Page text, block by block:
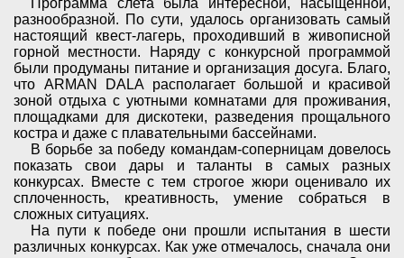
Программа слета была интересной, насыщенной,
разнообразной. По сути, удалось организовать самый
настоящий квест-лагерь, проходивший в живописной
горной местности. Наряду с конкурсной программой
были продуманы питание и организация досуга. Благо,
что ARMAN DALA располагает большой и красивой
зоной отдыха с уютными комнатами для проживания,
площадками для дискотеки, разведения прощального
костра и даже с плавательными бассейнами.
В борьбе за победу командам-соперницам довелось
показать свои дары и таланты в самых разных
конкурсах. Вместе с тем строгое жюри оценивало их
сплоченность, креативность, умение собраться в
сложных ситуациях.
На пути к победеони прошли испытания в шести
различных конкурсах. Как уже отмечалось, сначала они